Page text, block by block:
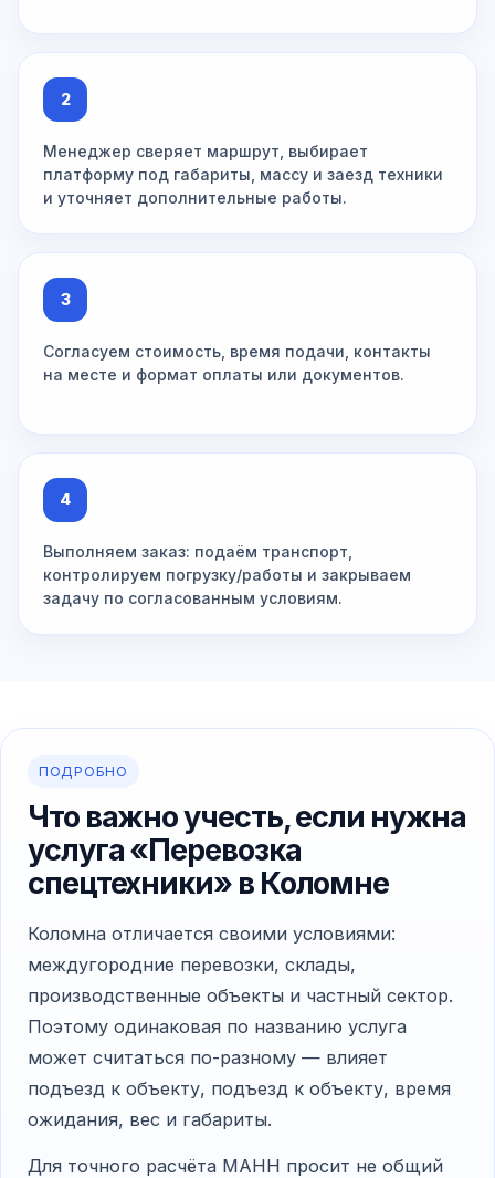
2
Менеджер сверяет маршрут, выбирает
платформу под габариты, массу и заезд техники
и уточняет дополнительные работы.
3
Согласуем стоимость, время подачи, контакты
на месте и формат оплаты или документов.
4
Выполняем заказ: подаём транспорт,
контролируем погрузку/работы и закрываем
задачу по согласованным условиям.
ПОДРОБНО
Что важно учесть, если нужна
услуга «Перевозка
спецтехники» в Коломне
Коломна отличается своими условиями:
междугородние перевозки, склады,
производственные объекты и частный сектор.
Поэтому одинаковая по названию услуга
может считаться по-разному — влияет
подъезд к объекту, подъезд к объекту, время
ожидания, вес и габариты.
Для точного расчёта МАНН просит не общий